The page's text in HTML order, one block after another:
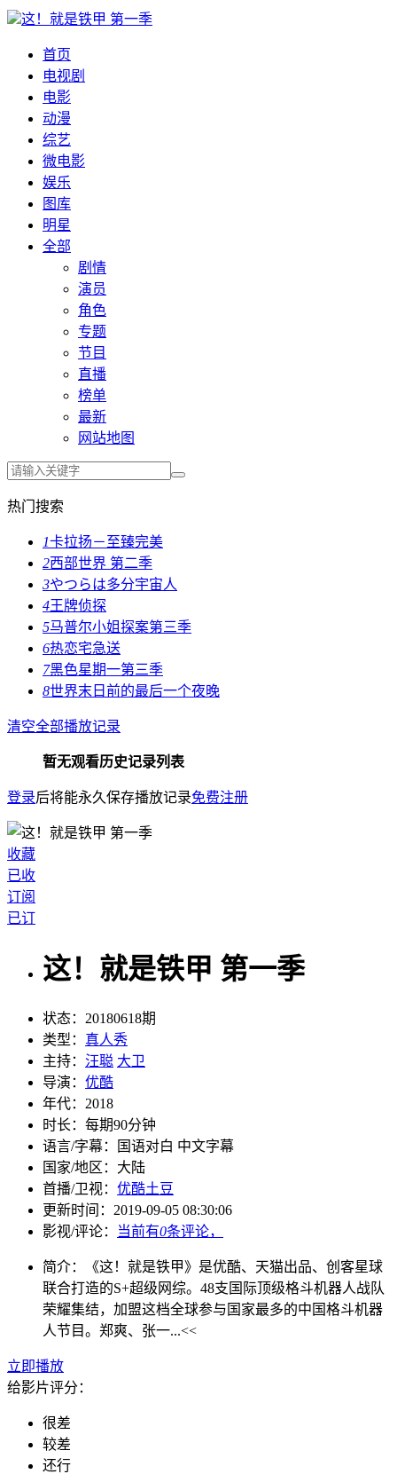
这！就是铁甲 第一季
首页
电视剧
电影
动漫
综艺
微电影
娱乐
图库
明星
全部
剧情
演员
角色
专题
节目
直播
榜单
最新
网站地图
热门搜索
1卡拉扬－至臻完美
2西部世界 第二季
3やつらは多分宇宙人
4王牌侦探
5马普尔小姐探案第三季
6热恋宅急送
7黑色星期一第三季
8世界末日前的最后一个夜晚
清空全部播放记录
暂无观看历史记录列表
登录后将能永久保存播放记录免费注册
收藏
已收
订阅
已订
这！就是铁甲 第一季
状态： 20180618期
类型： 真人秀
主持： 汪聪 大卫
导演： 优酷
年代： 2018
时长： 每期90分钟
语言/字幕：
国语对白 中文字幕
国家/地区： 大陆
首播/卫视： 优酷土豆
更新时间： 2019-09-05 08:30:06
影视/评论：
当前有0条评论，
简介：
《这！就是铁甲》是优酷、天猫出品、创客星球
联合打造的S+超级网综。48支国际顶级格斗机器人战队
荣耀集结，加盟这档全球参与国家最多的中国格斗机器
人节目。郑爽、张一...<<
立即播放
给影片评分：
很差
较差
还行